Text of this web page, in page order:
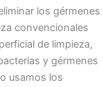
los gérmenes
convencionales
de limpieza,
y gérmenes
usamos los